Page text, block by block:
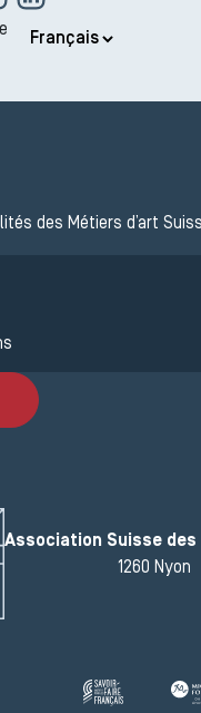
des Métiers d’art
Association Suisse des
1260 Nyon